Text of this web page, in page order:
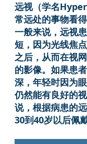
远视（学名
常远处的事物看
一般来说，远视
短，因为光线焦
之后，从而在视
的影像。如果患
深，年轻时因为
仍然能有良好的
说，根据病患的
30到40岁以后佩